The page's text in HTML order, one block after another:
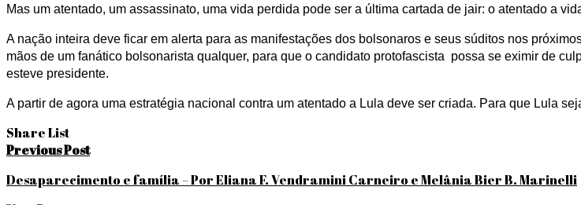
Mas um atentado, um assassinato, uma vida perdida pode ser a última cartada de jair: o atentado a
A nação inteira deve ficar em alerta para as manifestações dos bolsonaros e seus súditos nos
mãos de um fanático bolsonarista qualquer, para que o candidato protofascista possa se eximir de
esteve presidente.
A partir de agora uma estratégia nacional contra um atentado a Lula deve ser criada. Para que Lula
Share List
Navegação
de
Previous Post
Desaparecimento e família – Por Eliana F. Vendramini Carneiro e Melânia Bier B. Marinelli